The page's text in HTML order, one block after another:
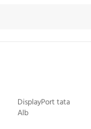
DisplayPort tata
Alb